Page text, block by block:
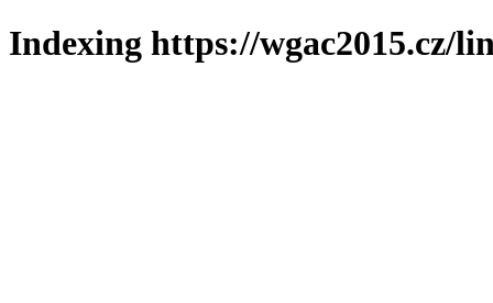
Indexing https://wgac2015.cz/